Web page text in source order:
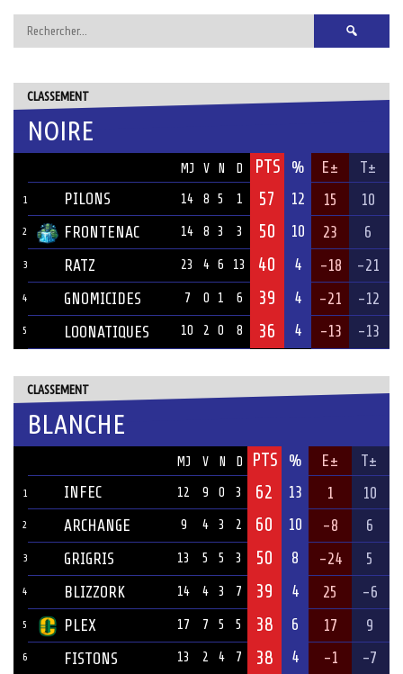
Rechercher :
CLASSEMENT
NOIRE
MJ V N D PTS % E± T±
1 PILONS 14 8 5 1 57 12 15 10
2 FRONTENAC 14 8 3 3 50 10 23 6
3 RATZ 23 4 6 13 40 4 -18 -21
4 GNOMICIDES 7 0 1 6 39 4 -21 -12
5 LOONATIQUES 10 2 0 8 36 4 -13 -13
CLASSEMENT
BLANCHE
MJ V N D PTS % E± T±
1 INFEC 12 9 0 3 62 13 1 10
2 ARCHANGE 9 4 3 2 60 10 -8 6
3 GRIGRIS 13 5 5 3 50 8 -24 5
4 BLIZZORK 14 4 3 7 39 4 25 -6
5 PLEX 17 7 5 5 38 6 17 9
6 FISTONS 13 2 4 7 38 4 -1 -7